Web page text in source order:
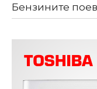
Бензините